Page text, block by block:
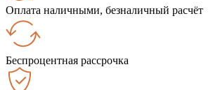
Оплата наличными, безналичный расчёт
Беспроцентная рассрочка